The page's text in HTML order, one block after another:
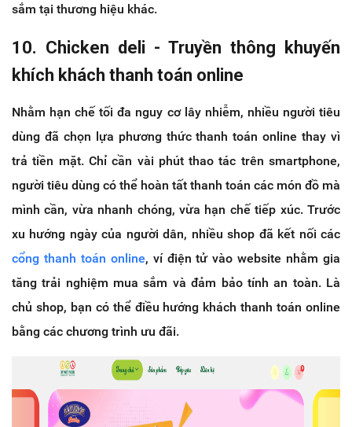
sắm tại thương hiệu khác.
10. Chicken deli - Truyền thông khuyến
khích khách thanh toán online
Nhằm hạn chế tối đa nguy cơ lây nhiễm, nhiều người tiêu
dùng đã chọn lựa phương thức thanh toán online thay vì
trả tiền mặt. Chỉ cần vài phút thao tác trên smartphone,
người tiêu dùng có thể hoàn tất thanh toán các món đồ mà
mình cần, vừa nhanh chóng, vừa hạn chế tiếp xúc. Trước
xu hướng ngày của người dân, nhiều shop đã kết nối các
cổng thanh toán online, ví điện tử vào website nhằm gia
tăng trải nghiệm mua sắm và đảm bảo tính an toàn. Là
chủ shop, bạn có thể điều hướng khách thanh toán online
bằng các chương trình ưu đãi.